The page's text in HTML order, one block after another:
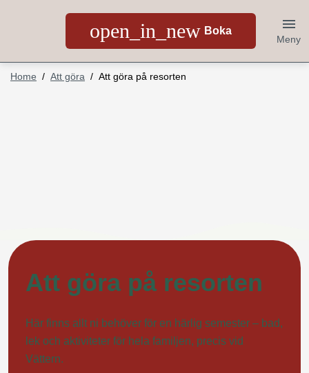
open_in_new Boka
Meny
Home Att göra Att göra på resorten
Att göra på resorten
Här finns allt ni behöver för en härlig semester – bad,
lek och aktiviteter för hela familjen, precis vid
Vättern.